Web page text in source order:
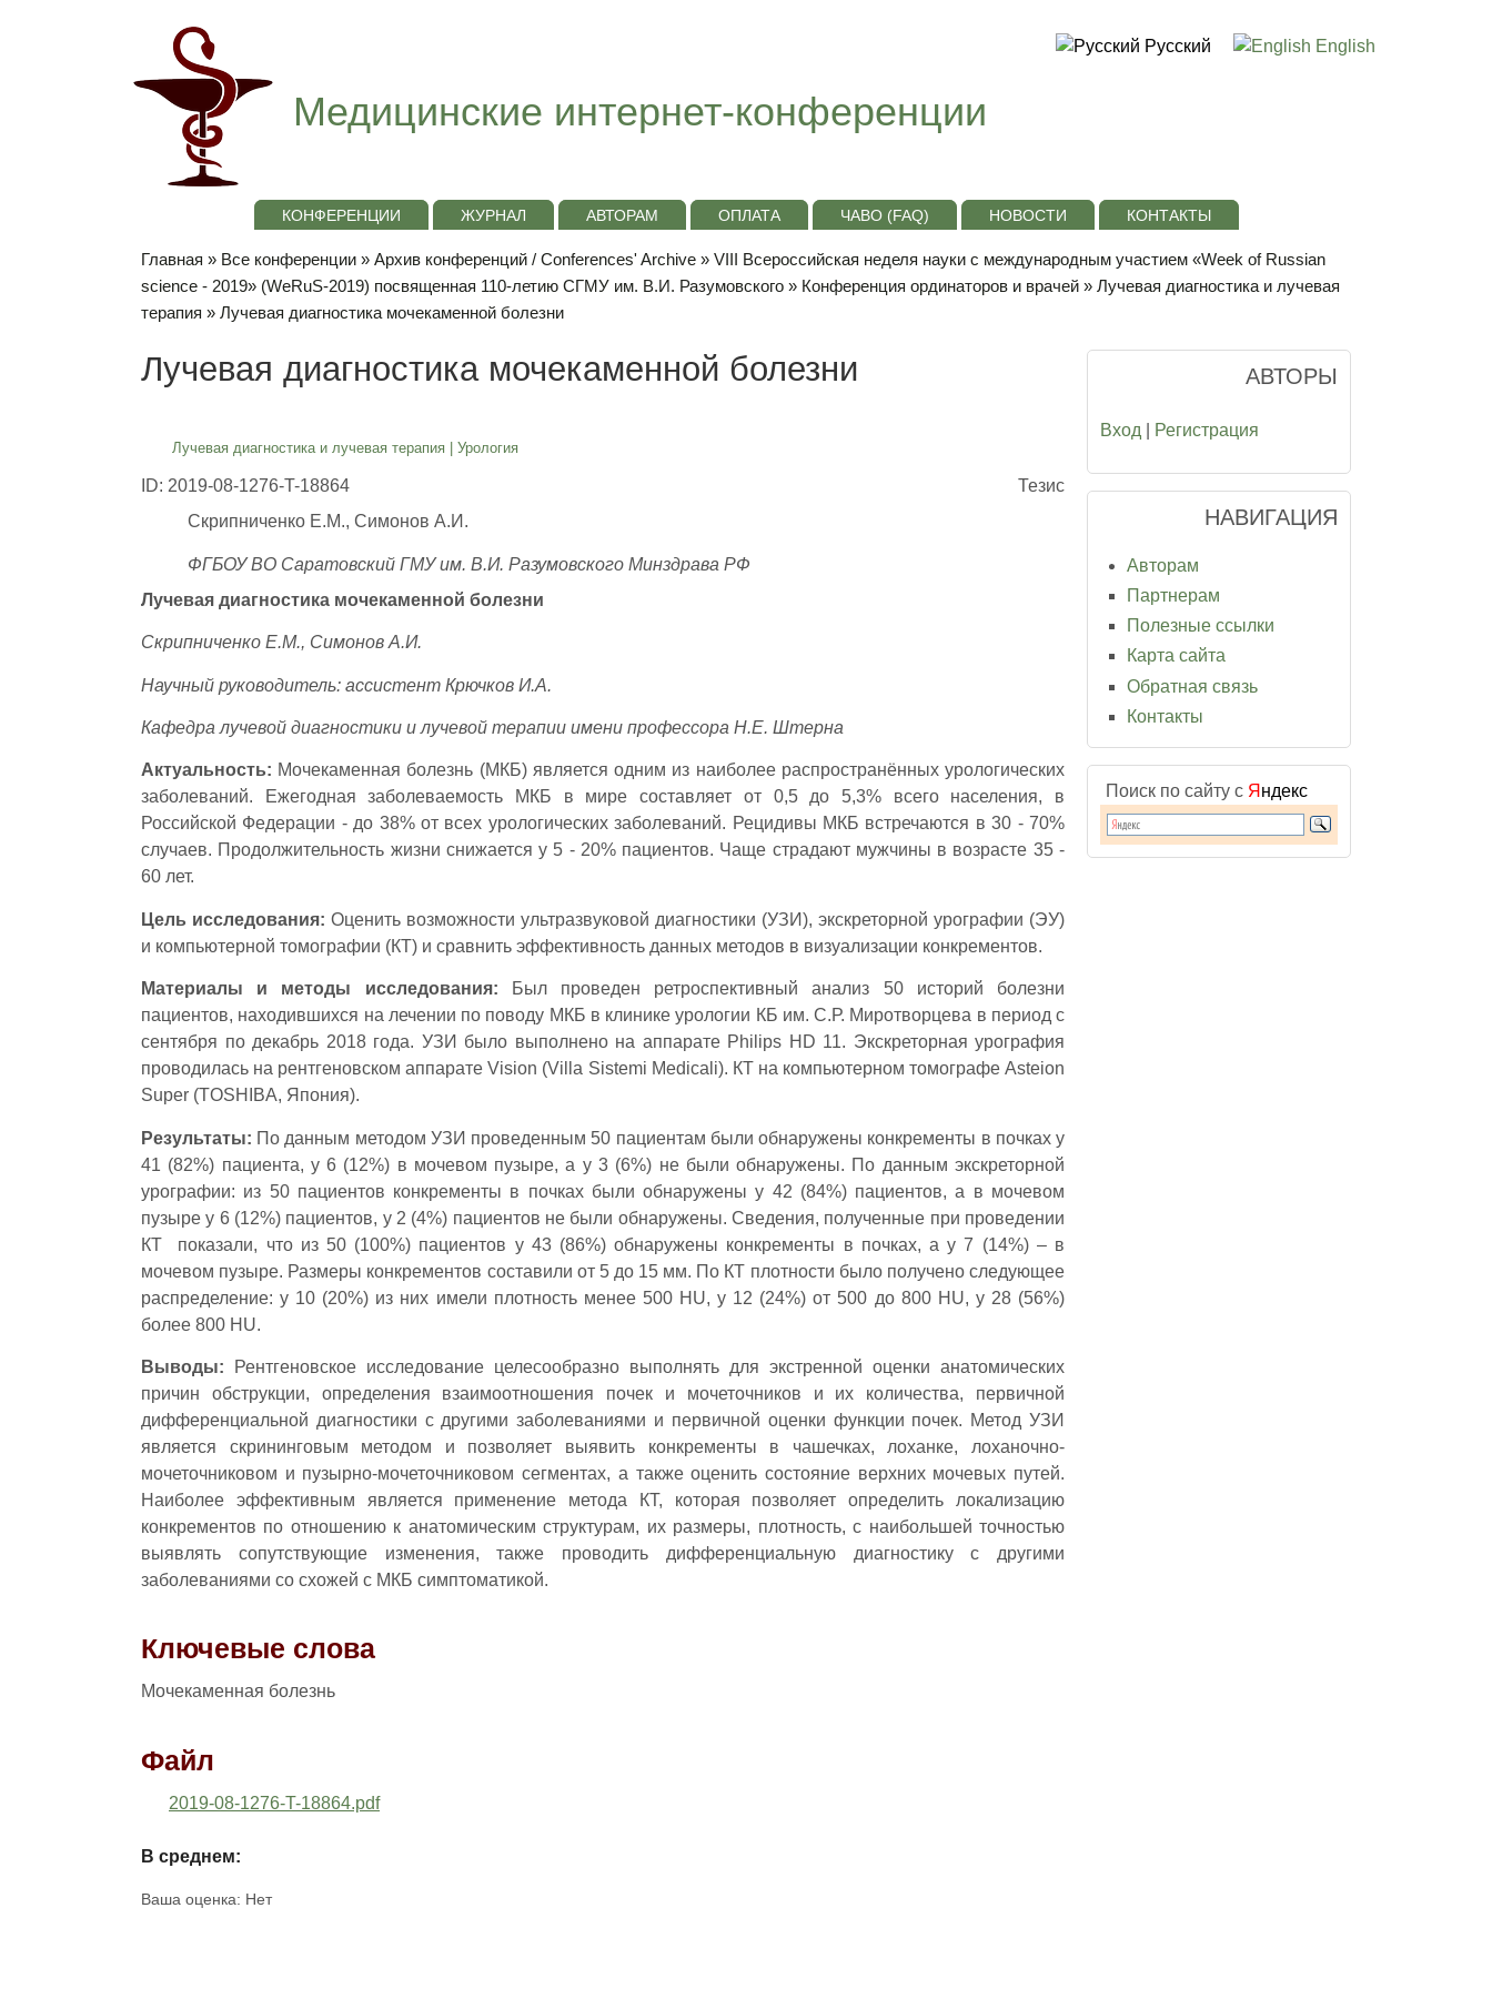
Медицинские интернет-конференции
Русский English
КОНФЕРЕНЦИИ ЖУРНАЛ АВТОРАМ ОПЛАТА ЧАВО (FAQ) НОВОСТИ КОНТАКТЫ
Главная » Все конференции » Архив конференций / Conferences' Archive » VIII Всероссийская неделя науки с международным участием «Week of Russian
science - 2019» (WeRuS-2019) посвященная 110-летию СГМУ им. В.И. Разумовского » Конференция ординаторов и врачей » Лучевая диагностика и лучевая
терапия » Лучевая диагностика мочекаменной болезни
Лучевая диагностика мочекаменной болезни
Лучевая диагностика и лучевая терапия| Урология
ID: 2019-08-1276-T-18864
Тезис
Скрипниченко Е.М., Симонов А.И.
ФГБОУ ВО Саратовский ГМУ им. В.И. Разумовского Минздрава РФ
Лучевая диагностика мочекаменной болезни
Скрипниченко Е.М., Симонов А.И.
Научный руководитель: ассистент Крючков И.А.
Кафедра лучевой диагностики и лучевой терапии имени профессора Н.Е. Штерна
Актуальность: Мочекаменная болезнь (МКБ) является одним из наиболее распространённых урологических
заболеваний. Ежегодная заболеваемость МКБ в мире составляет от 0,5 до 5,3% всего населения, в
Российской Федерации - до 38% от всех урологических заболеваний. Рецидивы МКБ встречаются в 30 - 70%
случаев. Продолжительность жизни снижается у 5 - 20% пациентов. Чаще страдают мужчины в возрасте 35 -
60 лет.
Цель исследования: Оценить возможности ультразвуковой диагностики (УЗИ), экскреторной урографии (ЭУ)
и компьютерной томографии (КТ) и сравнить эффективность данных методов в визуализации конкрементов.
Материалы и методы исследования: Был проведен ретроспективный анализ 50 историй болезни
пациентов, находившихся на лечении по поводу МКБ в клинике урологии КБ им. С.Р. Миротворцева в период с
сентября по декабрь 2018 года. УЗИ было выполнено на аппарате Philips HD 11. Экскреторная урография
проводилась на рентгеновском аппарате Vision (Villa Sistemi Medicali). КТ на компьютерном томографе Asteion
Super (TOSHIBA, Япония).
Результаты: По данным методом УЗИ проведенным 50 пациентам были обнаружены конкременты в почках у
41 (82%) пациента, у 6 (12%) в мочевом пузыре, а у 3 (6%) не были обнаружены. По данным экскреторной
урографии: из 50 пациентов конкременты в почках были обнаружены у 42 (84%) пациентов, а в мочевом
пузыре у 6 (12%) пациентов, у 2 (4%) пациентов не были обнаружены. Сведения, полученные при проведении
КТ показали, что из 50 (100%) пациентов у 43 (86%) обнаружены конкременты в почках, а у 7 (14%) – в
мочевом пузыре. Размеры конкрементов составили от 5 до 15 мм. По КТ плотности было получено следующее
распределение: у 10 (20%) из них имели плотность менее 500 HU, у 12 (24%) от 500 до 800 HU, у 28 (56%)
более 800 HU.
Выводы: Рентгеновское исследование целесообразно выполнять для экстренной оценки анатомических
причин обструкции, определения взаимоотношения почек и мочеточников и их количества, первичной
дифференциальной диагностики с другими заболеваниями и первичной оценки функции почек. Метод УЗИ
является скрининговым методом и позволяет выявить конкременты в чашечках, лоханке, лоханочно-
мочеточниковом и пузырно-мочеточниковом сегментах, а также оценить состояние верхних мочевых путей.
Наиболее эффективным является применение метода КТ, которая позволяет определить локализацию
конкрементов по отношению к анатомическим структурам, их размеры, плотность, с наибольшей точностью
выявлять сопутствующие изменения, также проводить дифференциальную диагностику с другими
заболеваниями со схожей с МКБ симптоматикой.
Ключевые слова
Мочекаменная болезнь
Файл
2019-08-1276-T-18864.pdf
В среднем:
Ваша оценка: Нет
АВТОРЫ
Вход Регистрация
НАВИГАЦИЯ
Авторам
Партнерам
Полезные ссылки
Карта сайта
Обратная связь
Контакты
Поиск по сайту с Я ндекс